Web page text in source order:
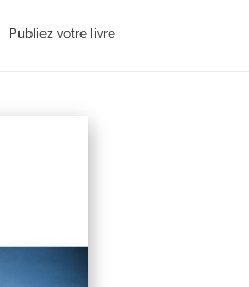
Publiez votre livre